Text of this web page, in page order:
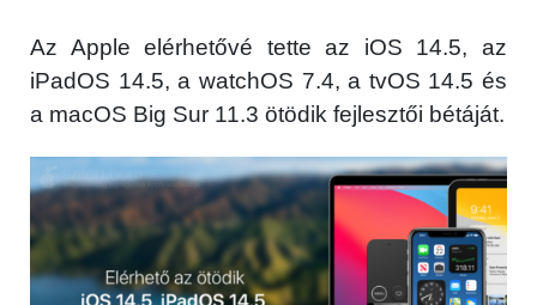
Az Apple elérhetővé tette az iOS 14.5, az
iPadOS 14.5, a watchOS 7.4, a tvOS 14.5 és
a macOS Big Sur 11.3 ötödik fejlesztői bétáját.